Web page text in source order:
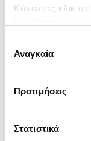
Κάνοντας κλικ
ενδιαφέρουν και
συγκατάθεσης
Αναγκαία
Προτιμήσεις
Στατιστικά